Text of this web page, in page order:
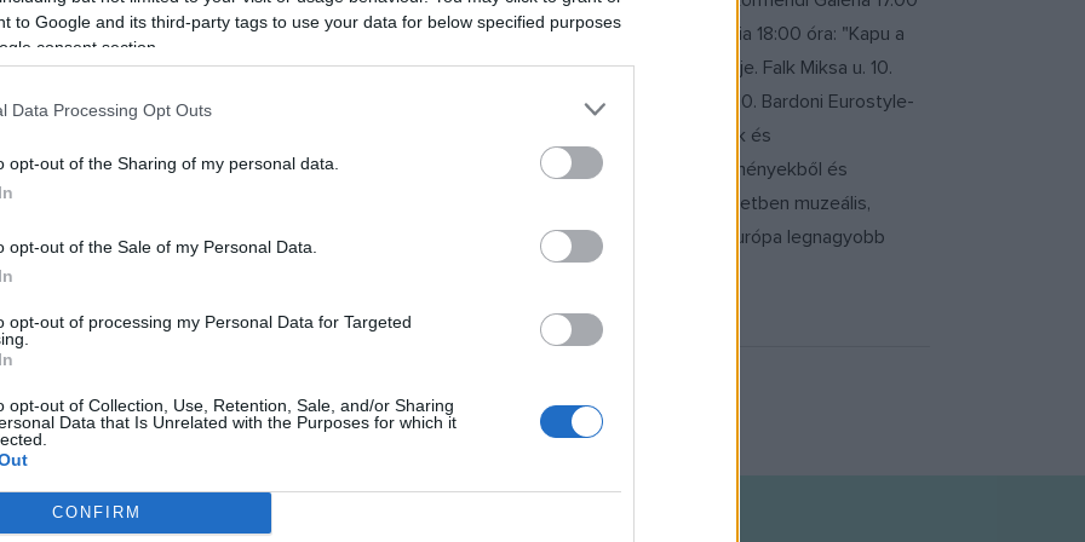
to Google and its third-party tags to use your data for below specified purposes
consent section.
Data Processing Opt Outs
opt-out of the Sharing of my personal data.
opt-out of the Sale of my Personal Data.
opt-out of processing my Personal Data for Targeted
opt-out of Collection, Use, Retention, Sale, and/or Sharing
Data that Is Unrelated with the Purposes for which it
consents
CONFIRM
Megnyitja: Dr. Feledy Balázs művészeti író. Falk Miksa u. 7. Pintér Sonja Kortárs Galéria 18:00 óra: "Kapu a
Avar Ákos, megnyitja: Avar Ludmilla A megnyitót követően a Zurgó Együttes koncertje. Falk Miksa u. 10.
(1928-2001)" című új kiállítással várják az érdeklődőket az este folyamán. Falk Miksa u. 10. Bardoni Eurostyle-
tárgyaiból. Falk Miksa u. 12. Café Picard Mediterrán ételek, kávéspecialitások és
Falk Miksa u. 10. Haas Galéria "Modern klasszikusok" címmel tárlat XX. századi festményekből és
Este 18-tól 24 óráig ingyenes borkóstoló a Villányi- és a Csányi-pincészetből. Az üzletben muzeális,
u. 6. Pintér Antik Antik tárgyak a reneszánsztól napjainkig - éjfélig nyitva tart Közép-Európa legnagyobb
Az Art Deco- és a Bauhaus-bútorok világa. Falk Miksa u. 10.